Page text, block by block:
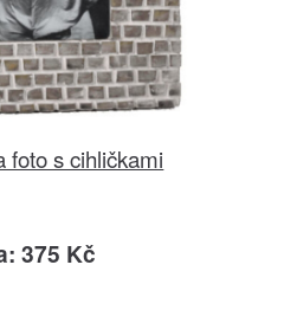
foto s cihličkami
375 Kč